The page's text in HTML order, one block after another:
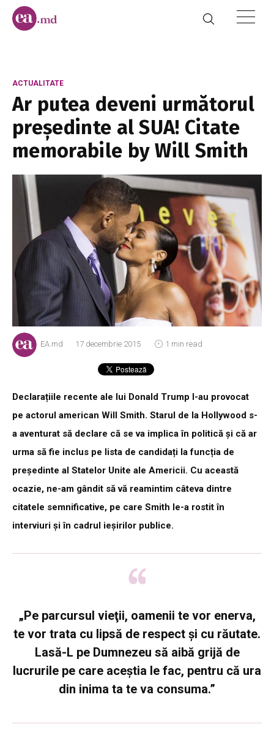
ACTUALITATE
Ar putea deveni următorul
președinte al SUA! Citate
memorabile by Will Smith
EA.md 17 decembrie 2015 1 min read
Declarațiile recente ale lui Donald Trump l-au provocat
pe actorul american Will Smith. Starul de la Hollywood s-
a aventurat să declare că se va implica în politică și că ar
urma să fie inclus pe lista de candidați la funcția de
președinte al Statelor Unite ale Americii. Cu această
ocazie, ne-am gândit să vă reamintim câteva dintre
citatele semnificative, pe care Smith le-a rostit în
interviuri și în cadrul ieșirilor publice.
„Pe parcursul vieţii, oamenii te vor enerva,
te vor trata cu lipsă de respect şi cu răutate.
Lasă-L pe Dumnezeu să aibă grijă de
lucrurile pe care aceştia le fac, pentru că ura
din inima ta te va consuma.”